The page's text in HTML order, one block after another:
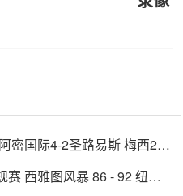
密国际4-2圣路易斯 梅西2射
西雅图风暴 86 - 92 纽约